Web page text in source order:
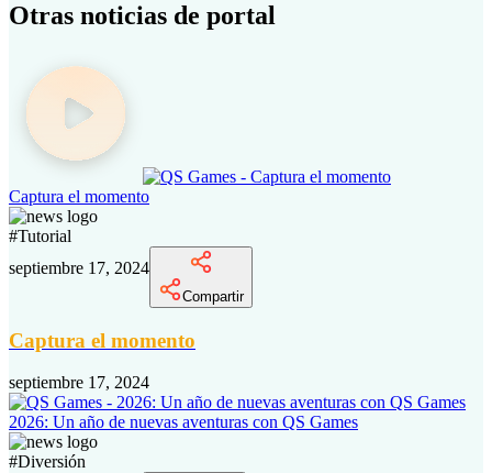
Otras noticias de portal
Captura el momento
#Tutorial
septiembre 17, 2024
Compartir
Captura el momento
septiembre 17, 2024
2026: Un año de nuevas aventuras con QS Games
#Diversión